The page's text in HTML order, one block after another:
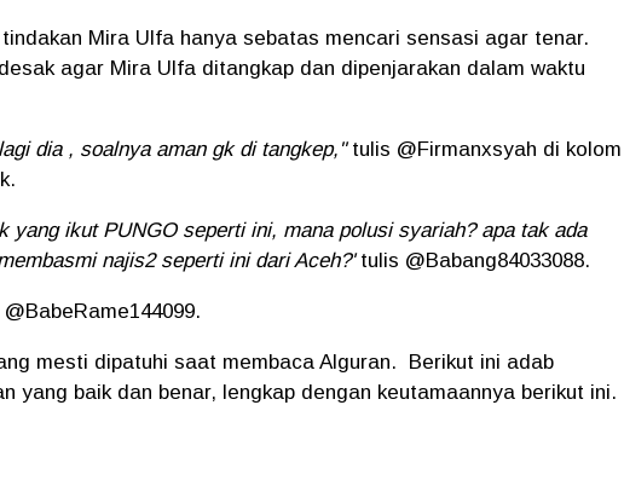
Mira Ulfa hanya sebatas mencari sensasi agar tenar.
agar Mira Ulfa ditangkap dan dipenjarakan dalam waktu
dia , soalnya aman gk di tangkep," tulis @Firmanxsyah di kolom
yang ikut PUNGO seperti ini, mana polusi syariah? apa tak ada
najis2 seperti ini dari Aceh?'tulis @Babang84033088.
mesti dipatuhi saat membaca Alguran.
Berikut ini adab
yang baik dan benar, lengkap dengan keutamaannya berikut ini.